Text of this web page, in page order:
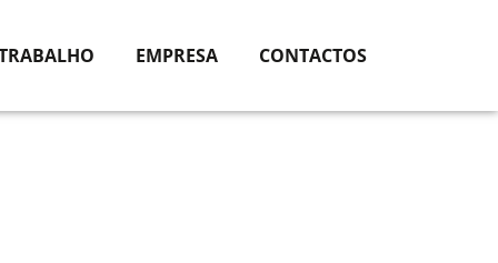
EMPRESA CONTACTOS